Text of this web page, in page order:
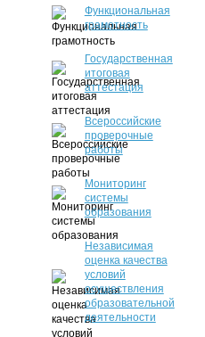
Функциональная
грамотность
Государственная
итоговая
аттестация
Всероссийские
проверочные
работы
Мониторинг
системы
образования
Независимая
оценка качества
условий
осуществления
образовательной
деятельности